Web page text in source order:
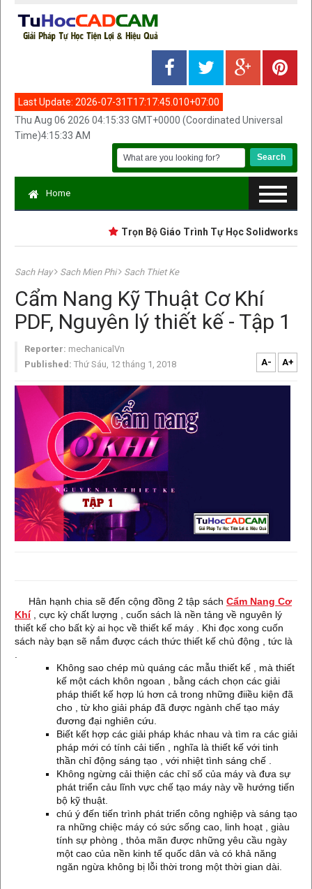
Last Update: 2026-07-31T17:17:45.010+07:00
Thu Aug 06 2026 04:15:33 GMT+0000 (Coordinated Universal
Time)4:15:33 AM
Home
Trọn Bộ Giáo Trình Tự Học Solidworks Cơ
Sach Hay Sach Mien Phi Sach Thiet Ke
Cẩm Nang Kỹ Thuật Cơ Khí
PDF, Nguyên lý thiết kế - Tập 1
Reporter: mechanicalVn
Published: Thứ Sáu, 12 tháng 1, 2018 A- A+
Hân hạnh chia sẽ đến cộng đồng 2 tập sách Cẩm Nang Cơ
Khí, cực kỳ chất lượng , cuốn sách là nền tảng về nguyên lý
thiết kế cho bất kỳ ai học về thiết kế máy . Khi đọc xong cuốn
sách này bạn sẽ nắm được cách thức thiết kế chủ động , tức là
Không sao chép mù quáng các mẫu thiết kế , mà thiết
kế một cách khôn ngoan , bằng cách chọn các giải
pháp thiết kế hợp lú hơn cả trong những điiều kiện đã
cho , từ kho giải pháp đã được ngành chế tạo máy
đương đại nghiên cứu.
Biết kết hợp các giải pháp khác nhau và tìm ra các giải
pháp mới có tính cải tiến , nghĩa là thiết kế với tinh
thần chỉ động sáng tạo , với nhiệt tình sáng chế .
Không ngừng cải thiện các chỉ số của máy và đưa sự
phát triển cảu lĩnh vực chế tạo máy này về hướng tiến
bộ kỹ thuật.
chú ý đến tiến trình phát triển công nghiệp và sáng tạo
ra những chiệc máy có sức sống cao, linh hoạt , giàu
tính sự phòng , thỏa mãn được những yêu cầu ngày
một cao của nền kinh tế quốc dân và có khả năng
ngăn ngừa không bị lỗi thời trong một thời gian dài.